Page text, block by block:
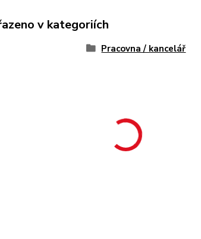
v kategoriích
Pracovna / kancelář